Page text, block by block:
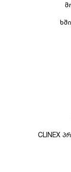
CLINEX